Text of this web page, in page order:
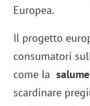
Europea.
Il progetto
consumatori
come la
scardinare